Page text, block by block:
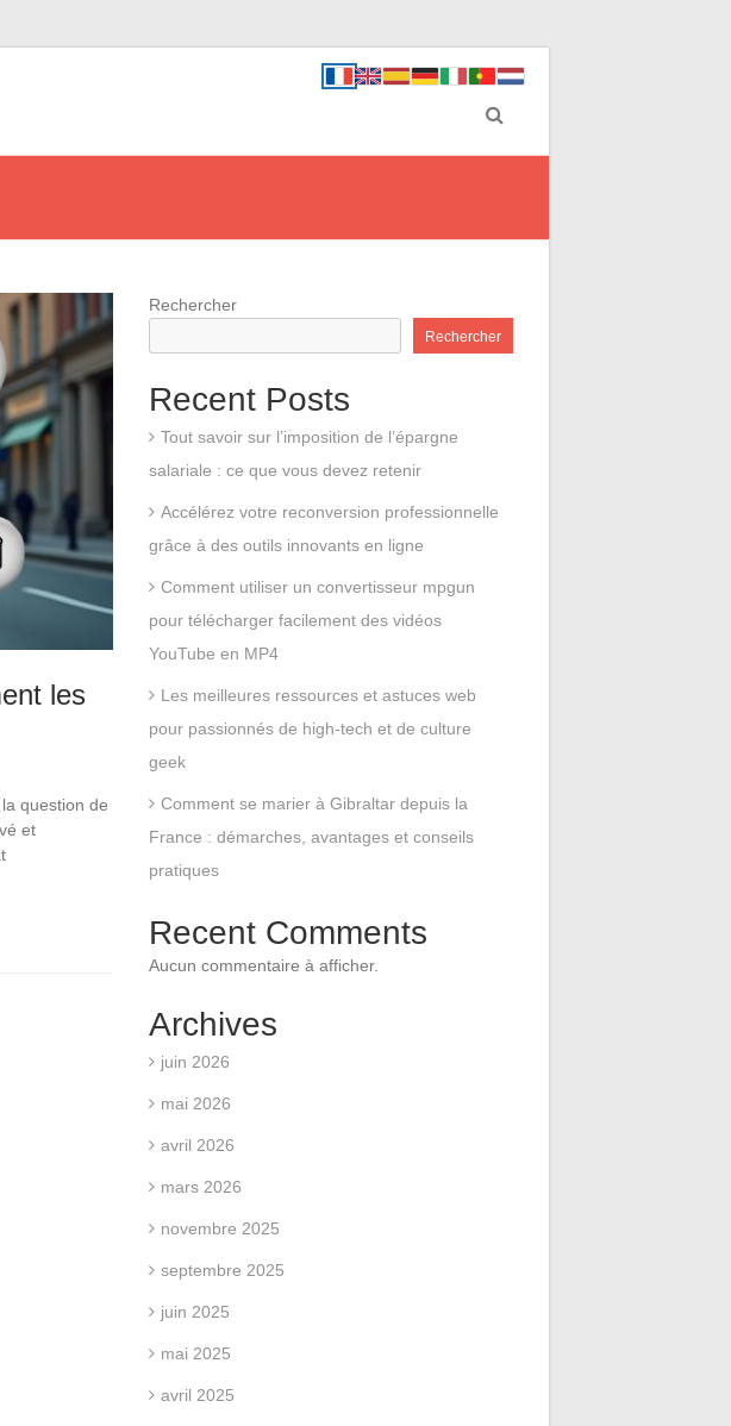
les
question de
et
Rechercher
Rechercher
Recent Posts
Tout savoir sur l’imposition de l’épargne
salariale : ce que vous devez retenir
Accélérez votre reconversion professionnelle
grâce à des outils innovants en ligne
Comment utiliser un convertisseur mpgun
pour télécharger facilement des vidéos
YouTube en MP4
Les meilleures ressources et astuces web
pour passionnés de high-tech et de culture
geek
Comment se marier à Gibraltar depuis la
France : démarches, avantages et conseils
pratiques
Recent Comments
Aucun commentaire à afficher.
Archives
juin 2026
mai 2026
avril 2026
mars 2026
novembre 2025
septembre 2025
juin 2025
mai 2025
avril 2025